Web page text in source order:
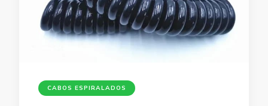
CABOS ESPIRALADOS